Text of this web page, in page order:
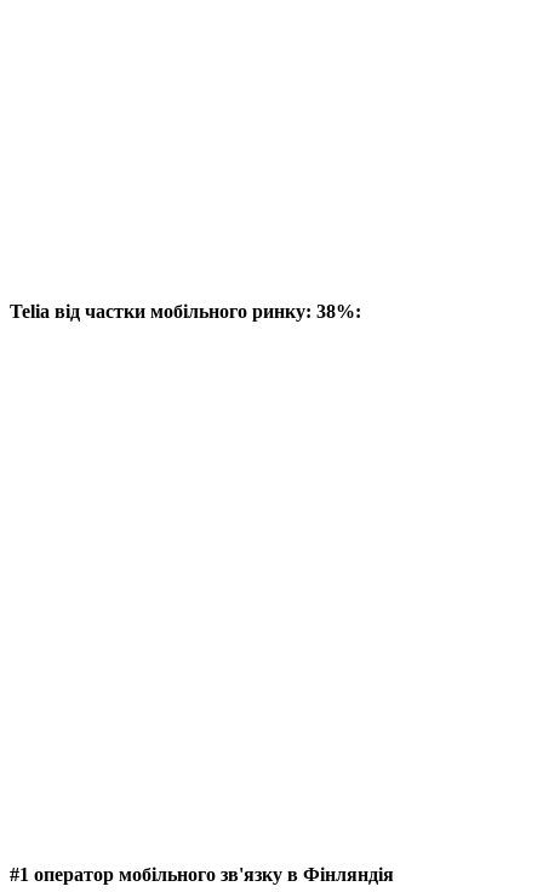
Telia від частки мобільного ринку: 38%:
#1 оператор мобільного зв'язку в Фінляндія